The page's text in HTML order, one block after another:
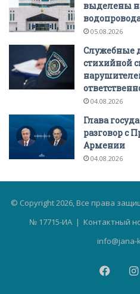
выделены
05.08.2026
Служебные
стихийной
04.08.2026
Глава
разговор с
Армении
04.08.2026
© Copyright 2026, Все права
№ 17715-ИА | Контактный
info@jana-